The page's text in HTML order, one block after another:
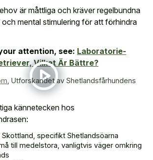
är måttliga och kräver regelbundna
och mental stimulering för att förhindra
attention, see: Laboratorie-
Vilket Är Bättre?
Utforskandet av Shetlandsfårhundens
kännetecken hos
Skottland, specifikt Shetlandsöarna
till medelstora, vanligtvis väger omkring